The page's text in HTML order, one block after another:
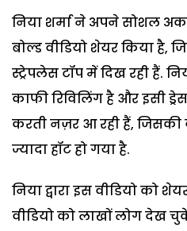
निया शर्मा ने अपने सोशल
बोल्ड वीडियो शेयर किया
स्ट्रेपलेस टॉप में दिख रही हैं.
काफी रिविलिंग है और इसी
करती नज़र आ रही हैं, जिसकी
ज्यादा हॉट हो गया है.
निया द्वारा इस वीडियो को
वीडियो को लाखों लोग देख